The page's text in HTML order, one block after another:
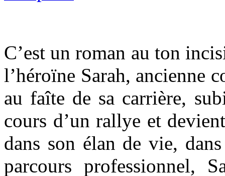
C’est un roman au ton
l’héroïne Sarah, ancienne
au faîte de sa carrière,
cours d’un rallye et
dans son élan de vie,
parcours professionnel,